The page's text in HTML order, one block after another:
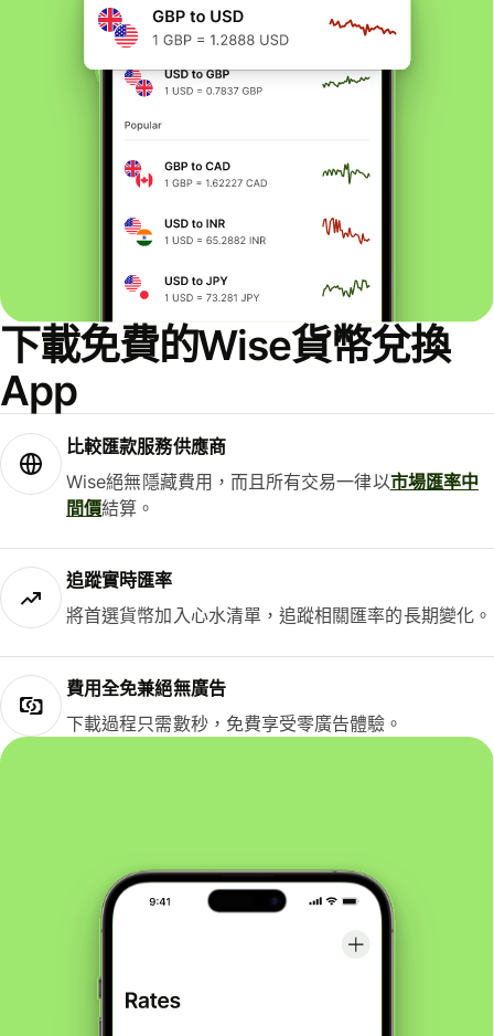
下載免費的Wise貨幣兌換
App
比較匯款服務供應商
Wise絕無隱藏費用，而且所有交易一律以市場匯率中
間價結算。
追蹤實時匯率
將首選貨幣加入心水清單，追蹤相關匯率的長期變化。
費用全免兼絕無廣告
下載過程只需數秒，免費享受零廣告體驗。